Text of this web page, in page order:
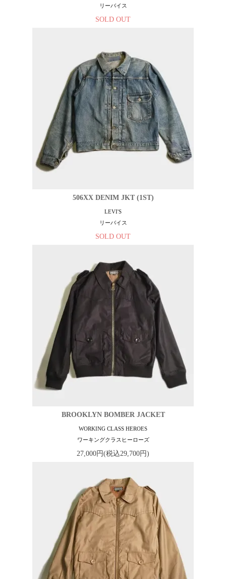
リーバイス
SOLD OUT
506XX DENIM JKT (1ST)
LEVI'S
リーバイス
SOLD OUT
BROOKLYN BOMBER JACKET
WORKING CLASS HEROES
ワーキングクラスヒーローズ
27,000円(税込29,700円)